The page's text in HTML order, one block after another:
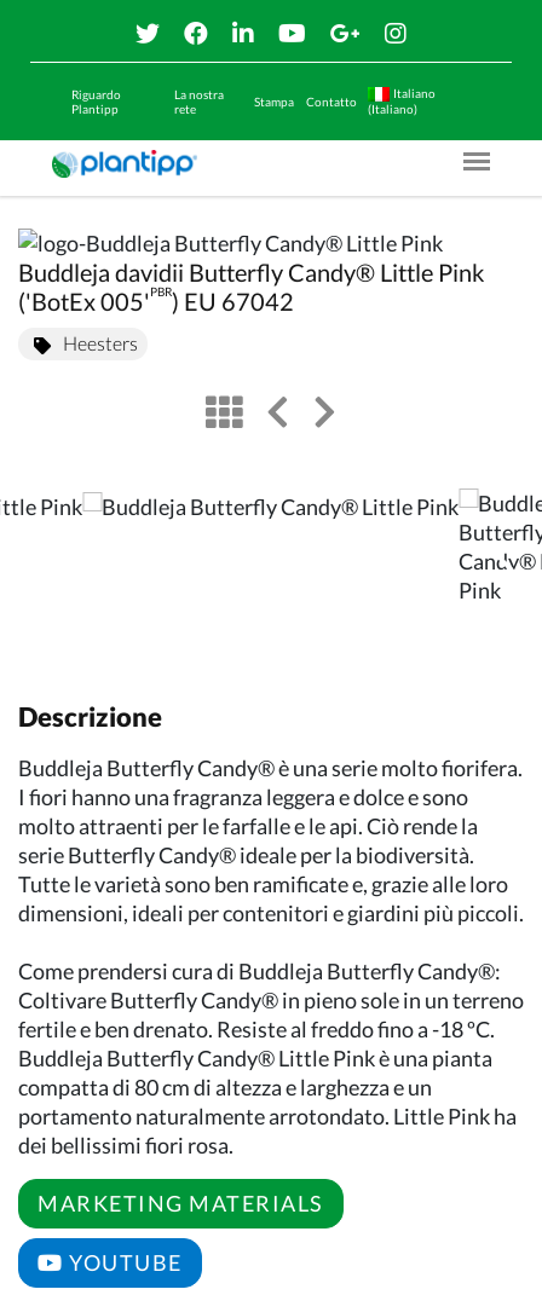
Riguardo
Plantipp
La nostra
rete
Stampa Contatto
Italiano
(Italiano)
Menu
Buddleja davidii Butterfly Candy® Little Pink
('BotEx 005' PBR) EU 67042
Heesters
viewleft arrow
right arrow
Descrizione
Buddleja Butterfly Candy® è una serie molto fiorifera.
I fiori hanno una fragranza leggera e dolce e sono
molto attraenti per le farfalle e le api. Ciò rende la
serie Butterfly Candy® ideale per la biodiversità.
Tutte le varietà sono ben ramificate e, grazie alle loro
dimensioni, ideali per contenitori e giardini più piccoli.
Come prendersi cura di Buddleja Butterfly Candy®:
Coltivare Butterfly Candy® in pieno sole in un terreno
fertile e ben drenato. Resiste al freddo fino a -18 ºC.
Buddleja Butterfly Candy® Little Pink è una pianta
compatta di 80 cm di altezza e larghezza e un
portamento naturalmente arrotondato. Little Pink ha
dei bellissimi fiori rosa.
MARKETING MATERIALS
YOUTUBE